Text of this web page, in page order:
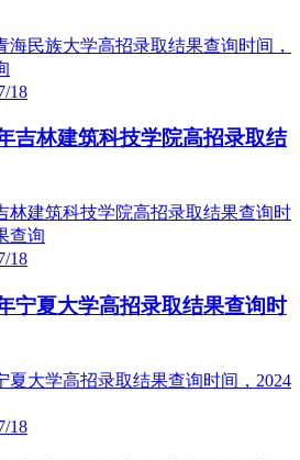
18
吉林建筑科技学院高招录取结
18
宁夏大学高招录取结果查询时
18